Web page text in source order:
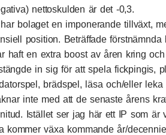
nettoskulden är det -0,3.
bolaget en imponerande tillväxt,
position. Beträffade
haft en extra boost av åren kring
in sig för att spela fickpingis,
brädspel, läsa och/eller leka
inte med att de senaste årens
Istället ser jag här ett IP som är
kommer växa kommande år/